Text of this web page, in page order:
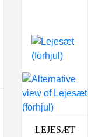
LEJESÆT